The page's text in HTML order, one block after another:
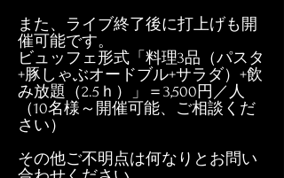
また、ライブ終了後に打上げも開
催可能です。
ビュッフェ形式「料理3品（パスタ
+豚しゃぶオードブル+サラダ）+飲
み放題（2.5ｈ）」＝3,500円／人
（10名様～開催可能、ご相談くだ
さい）
その他ご不明点は何なりとお問い